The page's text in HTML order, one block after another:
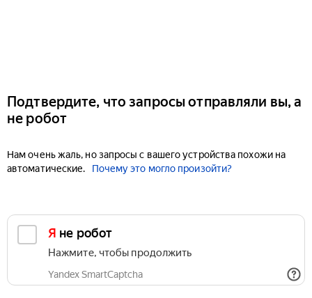
Подтвердите, что запросы отправляли вы, а
не робот
Нам очень жаль, но запросы с вашего устройства похожи на
автоматические.
Почему это могло произойти?
Я не робот
Нажмите, чтобы продолжить
Yandex SmartCaptcha